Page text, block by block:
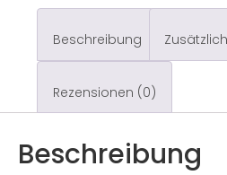
Beschreibung
Rezensionen (0)
Beschreibung